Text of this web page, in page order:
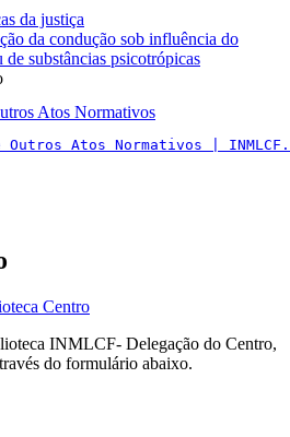
da justiça
da condução sob influência do
de substâncias psicotrópicas
Atos Normativos
Outros Atos Normativos |
Centro
INMLCF- Delegação do Centro,
do formulário abaixo.